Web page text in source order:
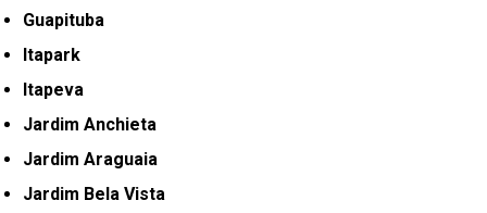
Guapituba
Itapark
Itapeva
Jardim Anchieta
Jardim Araguaia
Jardim Bela Vista